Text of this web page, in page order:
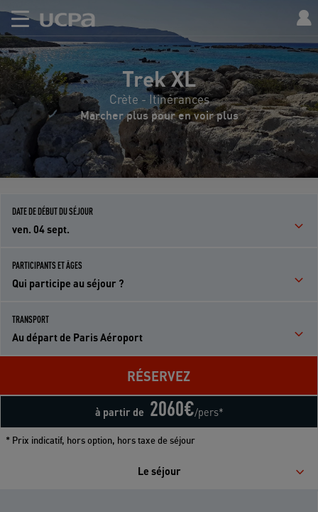
Trek XL
Crète - Itinérances
Marcher plus pour en voir plus
DATE DE DÉBUT DU SÉJOUR
ven. 04 sept.
PARTICIPANTS ET ÂGES
Qui participe au séjour ?
TRANSPORT
Au départ de Paris Aéroport
à partir de 2060€/pers*
RÉSERVEZ
* Prix indicatif, hors option, hors taxe de séjour
Le séjour